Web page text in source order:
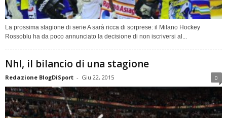
La prossima stagione di serie A sarà ricca di sorprese: il Milano Hockey
Rossoblu ha da poco annunciato la decisione di non iscriversi al...
Nhl, il bilancio di una stagione
Redazione BlogDiSport - Giu 22, 2015 0